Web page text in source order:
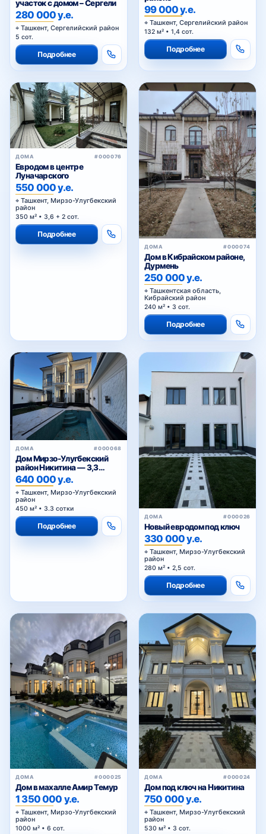
участок с домом – Сергели
280 000 у.е.
Ташкент, Сергелийский район
5 сот.
Подробнее
99 000 у.е.
Ташкент, Сергелийский район
132 м² • 1,4 сот.
Подробнее
ДОМА #000076
Евродом в центре
Луначарского
550 000 у.е.
Ташкент, Мирзо-Улугбекский
район
350 м² • 3,6 + 2 сот.
Подробнее
ДОМА #000074
Дом в Кибрайском районе,
Дурмень
250 000 у.е.
Ташкентская область,
Кибрайский район
240 м² • 3 сот.
Подробнее
ДОМА #000068
Дом Мирзо-Улугбекский
район Никитина — 3,3
сотки, 2 бассейна
640 000 у.е.
Ташкент, Мирзо-Улугбекский
район
450 м² • 3.3 сотки
Подробнее
ДОМА #000026
Новый евродом под ключ
330 000 у.е.
Ташкент, Мирзо-Улугбекский
район
280 м² • 2,5 сот.
Подробнее
ДОМА #000025
Дом в махалле Амир Темур
1 350 000 у.е.
Ташкент, Мирзо-Улугбекский
район
1000 м² • 6 сот.
ДОМА #000024
Дом под ключ на Никитина
750 000 у.е.
Ташкент, Мирзо-Улугбекский
район
530 м² • 3 сот.